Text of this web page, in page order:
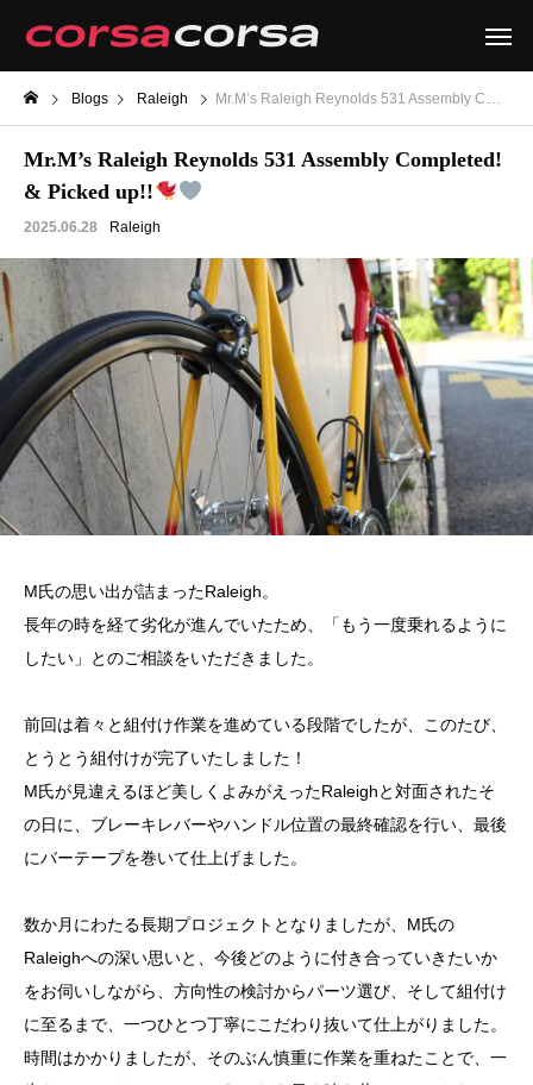
Blogs Raleigh Mr.M’s Raleigh Reynolds 531 Assembly Completed! & Picked up!!
Mr.M’s Raleigh Reynolds 531 Assembly Completed!
& Picked up!!
2025.06.28 Raleigh
M氏の思い出が詰まったRaleigh。
長年の時を経て劣化が進んでいたため、「もう一度乗れるように
したい」とのご相談をいただきました。
前回は着々と組付け作業を進めている段階でしたが、このたび、
とうとう組付けが完了いたしました！
M氏が見違えるほど美しくよみがえったRaleighと対面されたそ
の日に、ブレーキレバーやハンドル位置の最終確認を行い、最後
にバーテープを巻いて仕上げました。
数か月にわたる長期プロジェクトとなりましたが、M氏の
Raleighへの深い思いと、今後どのように付き合っていきたいか
をお伺いしながら、方向性の検討からパーツ選び、そして組付け
に至るまで、一つひとつ丁寧にこだわり抜いて仕上がりました。
時間はかかりましたが、そのぶん慎重に作業を重ねたことで、一